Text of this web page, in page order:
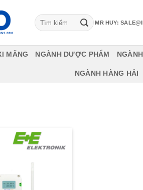
Tìm
kiếm:
MR HUY:
MĂNG NGÀNH DƯỢC PHẨM
NGÀNH HÀNG HẢI